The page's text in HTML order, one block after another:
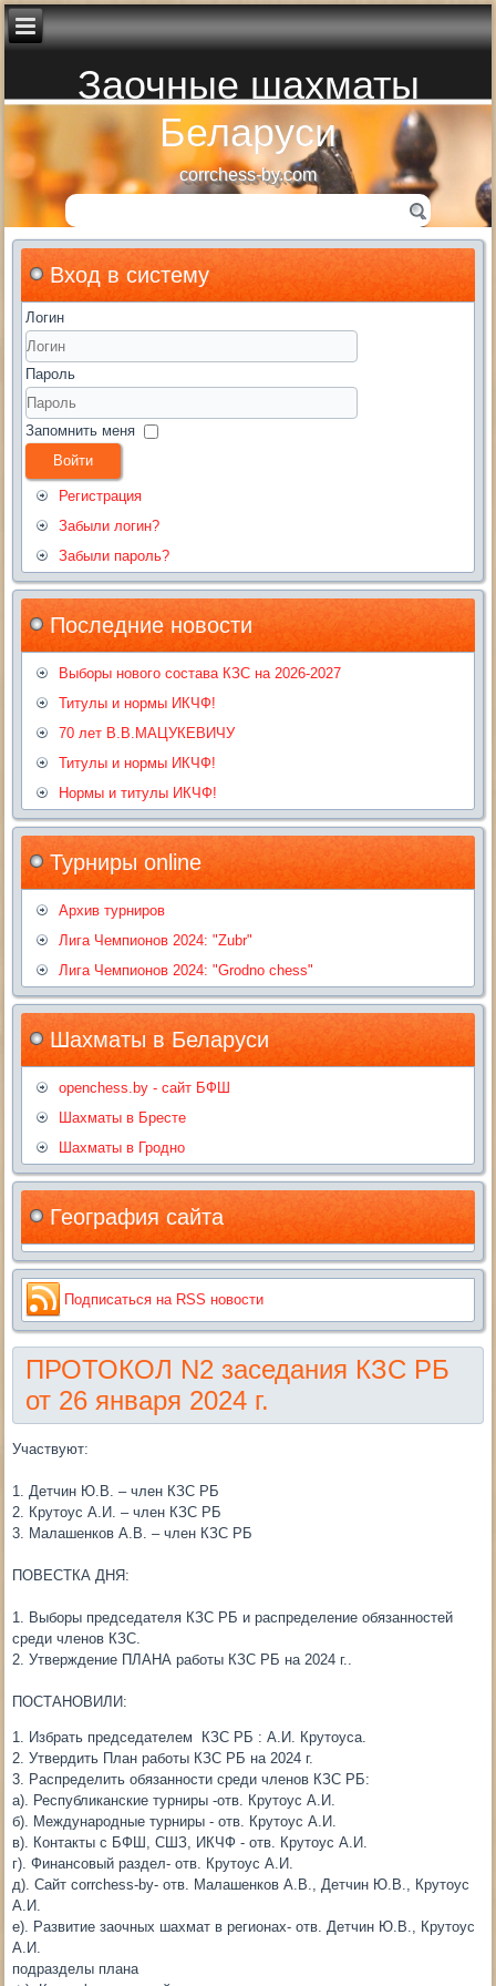
Заочные шахматы
Беларуси
corrchess-by.com
Вход в систему
Логин
Пароль
Запомнить меня
Войти
Регистрация
Забыли логин?
Забыли пароль?
Последние новости
Выборы нового состава КЗС на 2026-2027
Титулы и нормы ИКЧФ!
70 лет В.В.МАЦУКЕВИЧУ
Титулы и нормы ИКЧФ!
Нормы и титулы ИКЧФ!
Турниры online
Архив турниров
Лига Чемпионов 2024: "Zubr"
Лига Чемпионов 2024: "Grodno chess"
Шахматы в Беларуси
openchess.by - сайт БФШ
Шахматы в Бресте
Шахматы в Гродно
География сайта
Подписаться на RSS новости
ПРОТОКОЛ N2 заседания КЗС РБ
от 26 января 2024 г.
Участвуют:
1. Детчин Ю.В. – член КЗС РБ
2. Крутоус А.И. – член КЗС РБ
3. Малашенков А.В. – член КЗС РБ
ПОВЕСТКА ДНЯ:
1. Выборы председателя КЗС РБ и распределение обязанностей
среди членов КЗС.
2. Утверждение ПЛАНА работы КЗС РБ на 2024 г..
ПОСТАНОВИЛИ:
1. Избрать председателем КЗС РБ : А.И. Крутоуса.
2. Утвердить План работы КЗС РБ на 2024 г.
3. Распределить обязанности среди членов КЗС РБ:
а). Республиканские турниры -отв. Крутоус А.И.
б). Международные турниры - отв. Крутоус А.И.
в). Контакты с БФШ, СШЗ, ИКЧФ - отв. Крутоус А.И.
г). Финансовый раздел- отв. Крутоус А.И.
д). Сайт corrchess-by- отв. Малашенков А.В., Детчин Ю.В., Крутоус
А.И.
е). Развитие заочных шахмат в регионах- отв. Детчин Ю.В., Крутоус
А.И.
подразделы плана